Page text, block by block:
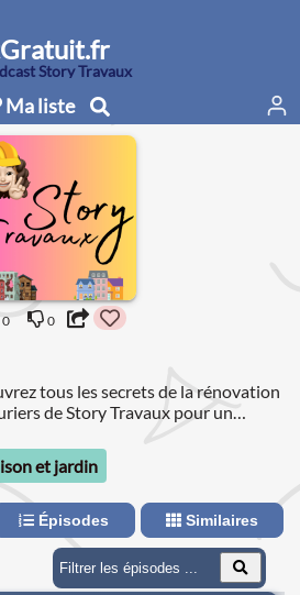
Story Travaux
Ma liste
0 0
tous les secrets de la rénovation
de Story Travaux pour un
immobiliers à rénover.
et jardin
Épisodes Similaires